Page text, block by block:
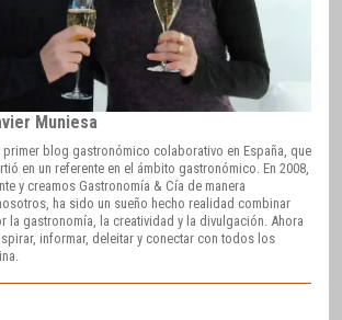
Muniesa
primer blog gastronómico colaborativo en España, que
en un referente en el ámbito gastronómico. En 2008,
y creamos Gastronomía & Cía de manera
ha sido un sueño hecho realidad combinar
la gastronomía, la creatividad y la divulgación. Ahora
informar, deleitar y conectar con todos los